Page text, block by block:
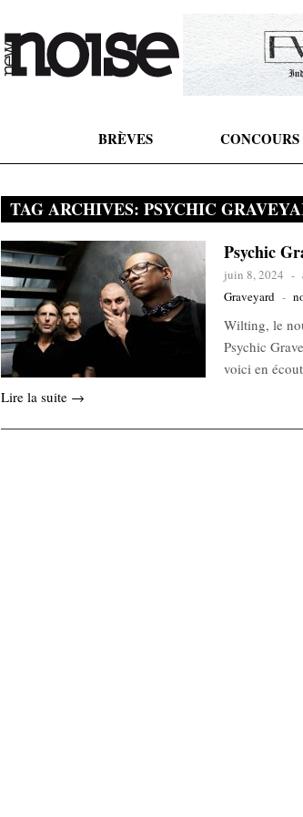
BRÈVES CONCOURS
TAG ARCHIVES: PSYCHIC
Psychic
juin 8, 2024 -
Graveyard -
Wilting, le
Psychic
voici en
Lire la suite →